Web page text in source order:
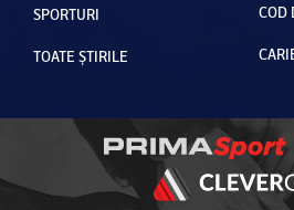
SPORTURI
TOATE ȘTIRILE
COD